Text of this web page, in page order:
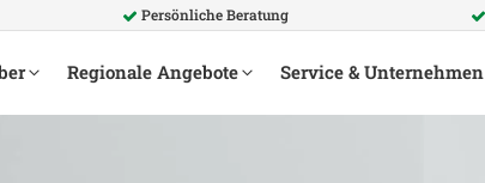
Persönliche Beratung
Regionale Angebote Service & Unternehmen